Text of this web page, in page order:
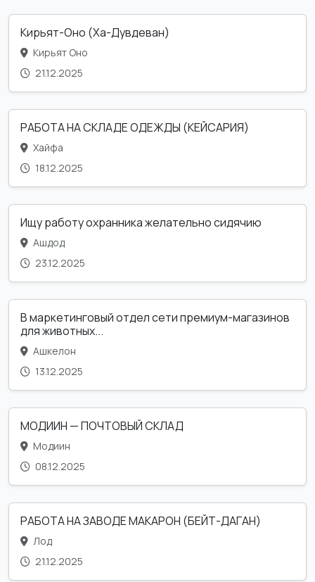
Кирьят-Оно (Ха-Дувдеван)
Кирьят Оно
21.12.2025
РАБОТА НА СКЛАДЕ ОДЕЖДЫ (КЕЙСАРИЯ)
Хайфа
18.12.2025
Ищу работу охранника желательно сидячию
Ашдод
23.12.2025
В маркетинговый отдел сети премиум-магазинов
для животных...
Ашкелон
13.12.2025
МОДИИН — ПОЧТОВЫЙ СКЛАД
Модиин
08.12.2025
РАБОТА НА ЗАВОДЕ МАКАРОН (БЕЙТ-ДАГАН)
Лод
21.12.2025